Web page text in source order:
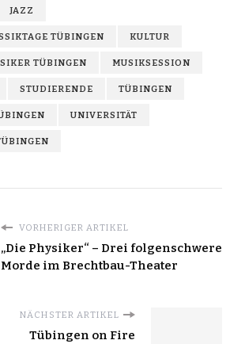
JAZZ
TÜBINGEN KULTUR
TÜBINGEN MUSIKSESSION
STUDIERENDE TÜBINGEN
UNIVERSITÄT
VORHERIGER ARTIKEL
„Die Physiker“ – Drei folgenschwere
Morde im Brechtbau-Theater
NÄCHSTER ARTIKEL
Tübingen on Fire